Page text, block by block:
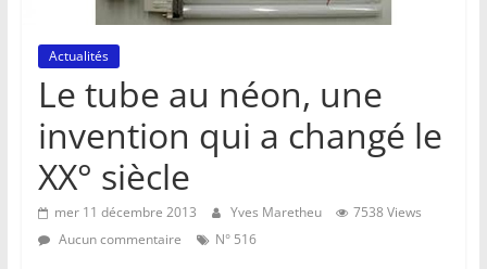
Actualités
Le tube au néon, une
invention qui a changé le
XX° siècle
mer 11 décembre 2013 Yves Maretheu
7538 Views
Aucun commentaire
N° 516